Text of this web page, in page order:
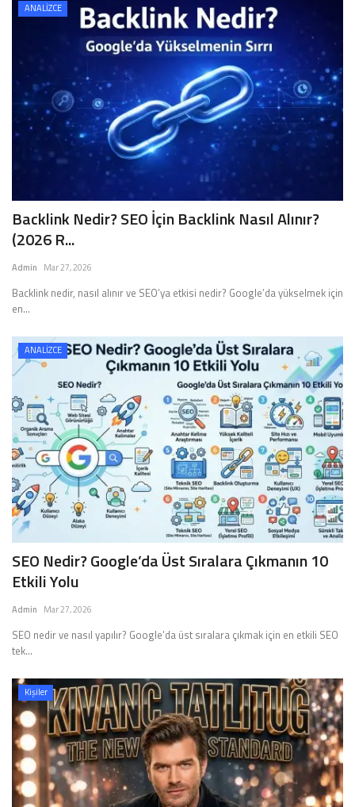
ANALİZCE
Backlink Nedir? SEO İçin Backlink Nasıl Alınır?
(2026 R...
Admin Mar 27, 2026
Backlink nedir, nasıl alınır ve SEO’ya etkisi nedir? Google’da yükselmek için
en...
ANALİZCE
SEO Nedir? Google’da Üst Sıralara Çıkmanın 10
Etkili Yolu
Admin Mar 27, 2026
SEO nedir ve nasıl yapılır? Google’da üst sıralara çıkmak için en etkili SEO
tek...
Kişiler